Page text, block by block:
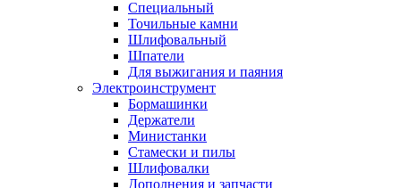
Специальный
Точильные камни
Шлифовальный
Шпатели
Для выжигания и паяния
Электроинструмент
Бормашинки
Держатели
Министанки
Стамески и пилы
Шлифовалки
Дополнения и запчасти